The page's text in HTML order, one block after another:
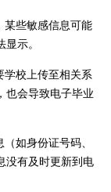
某些敏感信息可能
示。
校上传至相关系
也会导致电子毕业
如身份证号码、
没有及时更新到电